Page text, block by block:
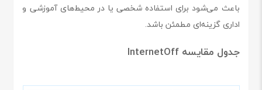
باعث می‌شود برای استفاده شخصی یا در محیط‌های آموزشی و
اداری گزینه‌ای مطمئن باشد.
جدول مقایسه InternetOff